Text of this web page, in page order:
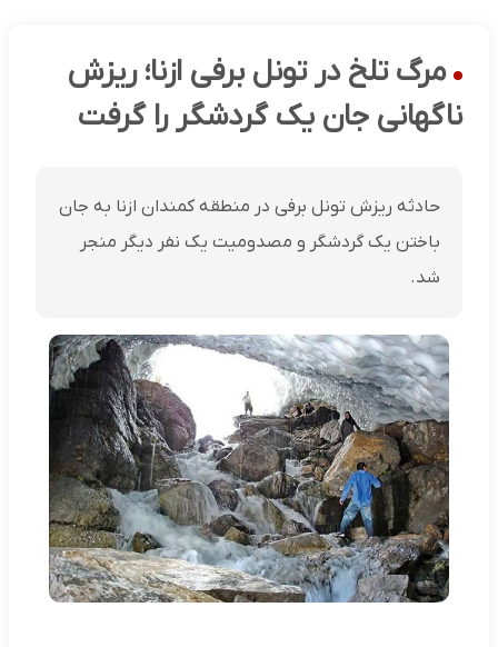
مرگ تلخ در تونل برفی ازنا؛ ریزش
ناگهانی جان یک گردشگر را گرفت
حادثه ریزش تونل برفی در منطقه کمندان ازنا به جان
باختن یک گردشگر و مصدومیت یک نفر دیگر منجر
شد.